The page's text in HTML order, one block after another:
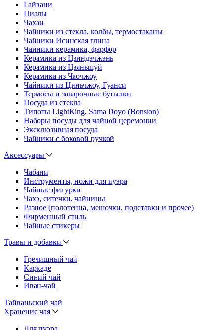
Гайвани
Пиалы
Чахаи
Чайники из стекла, колбы, термостаканы
Чайники Исинская глина
Чайники керамика, фарфор
Керамика из Цзиндэчжэнь
Керамика из Цзяньшуй
Керамика из Чаочжоу
Чайники из Циньчжоу, Гуанси
Термосы и заварочные бутылки
Посуда из стекла
Типоты LightKing, Sama Doyo (Bonston)
Наборы посуды для чайной церемонии
Эксклюзивная посуда
Чайники с боковой ручкой
Аксессуары
Чабани
Инструменты, ножи для пуэра
Чайные фигурки
Чахэ, ситечки, чайницы
Разное (полотенца, мешочки, подставки и прочее)
Фирменный стиль
Чайные стикеры
Травы и добавки
Гречишный чай
Каркаде
Синий чай
Иван-чай
Тайваньский чай
Хранение чая
Для пуэра